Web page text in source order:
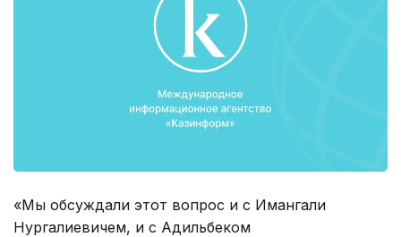
«Мы обсуждали этот вопрос и с Имангали
Нургалиевичем, и с Адильбеком